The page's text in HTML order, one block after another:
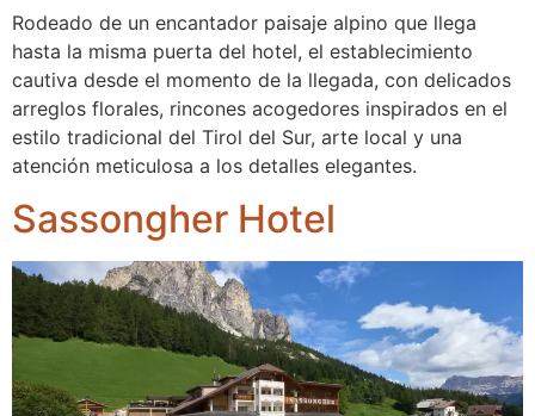
Rodeado de un encantador paisaje alpino que llega
hasta la misma puerta del hotel, el establecimiento
cautiva desde el momento de la llegada, con delicados
arreglos florales, rincones acogedores inspirados en el
estilo tradicional del Tirol del Sur, arte local y una
atención meticulosa a los detalles elegantes.
Sassongher Hotel